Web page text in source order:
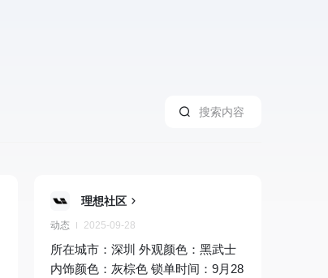
理想社区
动态 2025-09-28
所在城市：深圳 外观颜色：黑武士
内饰颜色：灰棕色 锁单时间：9月28